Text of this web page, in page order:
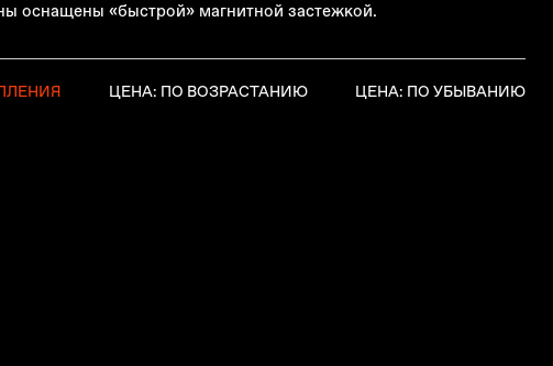
оснащены «быстрой» магнитной застежкой.
ЦЕНА: ПО ВОЗРАСТАНИЮ ЦЕНА: ПО УБЫВАНИЮ